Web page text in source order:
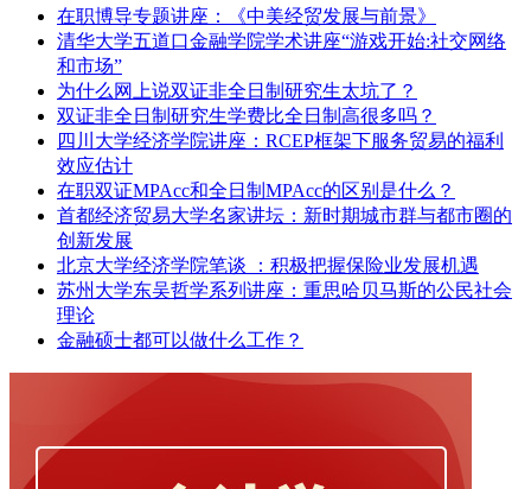
在职博导专题讲座：《中美经贸发展与前景》
清华大学五道口金融学院学术讲座“游戏开始:社交网络
和市场”
为什么网上说双证非全日制研究生太坑了？
双证非全日制研究生学费比全日制高很多吗？
四川大学经济学院讲座：RCEP框架下服务贸易的福利
效应估计
在职双证MPAcc和全日制MPAcc的区别是什么？
首都经济贸易大学名家讲坛：新时期城市群与都市圈的
创新发展
北京大学经济学院笔谈 ：积极把握保险业发展机遇
苏州大学东吴哲学系列讲座：重思哈贝马斯的公民社会
理论
金融硕士都可以做什么工作？